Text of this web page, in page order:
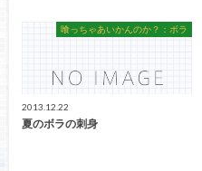
喰っちゃあいかんのか？：ボラ
2013.12.22
夏のボラの刺身